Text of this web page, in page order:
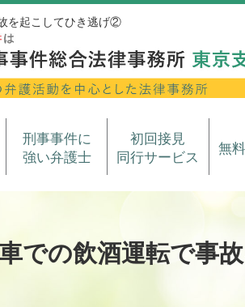
を起こしてひき逃げ②
刑事事件に
強い弁護士
初回接見
同行サービス
無
車での飲酒運転で